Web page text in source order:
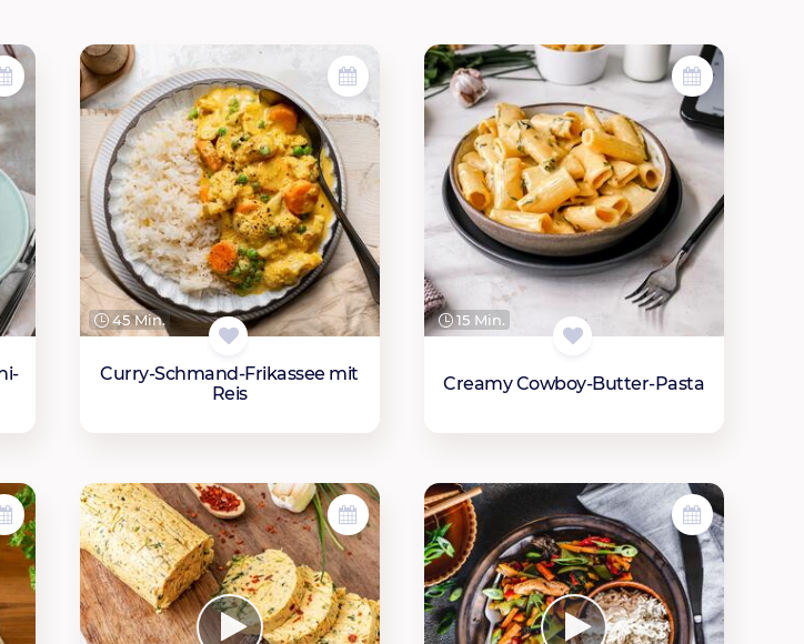
45 Min.
Curry-Schmand-Frikassee mit
Reis
15 Min.
Creamy Cowboy-Butter-Pasta